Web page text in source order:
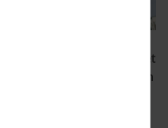
het de komende tijd niet
Hoewel jongeren
deden dan
Hoe kan dit?